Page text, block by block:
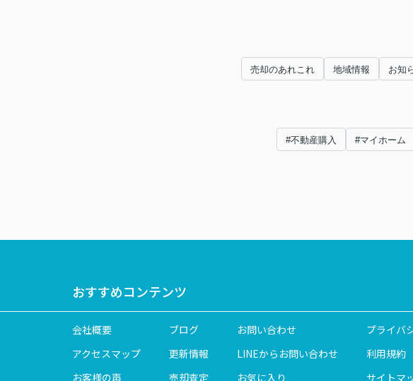
売却のあれこれ 地域情報 お知
#不動産購入 #マイホーム
おすすめコンテンツ
会社概要 ブログ お問い合わせ
プライバ
アクセスマップ
更新情報 LINEからお問い合わせ
利用規約
お客様の声
売却査定 お気に入り サイトマ